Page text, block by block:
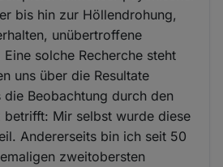
bis hin zur Höllendrohung,
unübertroffene
solche Recherche steht
uns über die Resultate
Beobachtung durch den
betrifft: Mir selbst wurde diese
Andererseits bin ich seit 50
zweitobersten